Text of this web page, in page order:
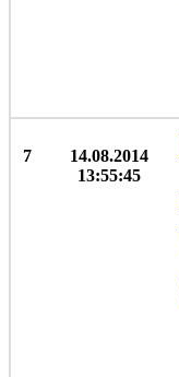
7
14.08.2014
13:55:45